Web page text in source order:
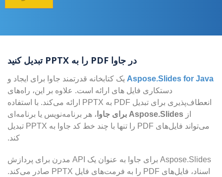
در جاوا PDF را به PPTX تبدیل کنید
Aspose.Slides for Java یک کتابخانه قدرتمند جاوا برای ایجاد و
دستکاری فایل های ارائه است. علاوه بر این، راه‌های
انعطاف‌پذیری برای تبدیل PDF به PPTX ارائه می‌کند. با استفاده
از Aspose.Slides برای جاوا
، هر برنامه‌نویس یا برنامه‌ای
می‌تواند فایل‌های PDF را تنها با چند خط کد جاوا به PPTX تبدیل
کند.
Aspose.Slides برای جاوا به عنوان یک API مدرن برای پردازش
اسناد، فایل‌های PDF را به فرمت‌های فایل PPTX صادر می‌کند.